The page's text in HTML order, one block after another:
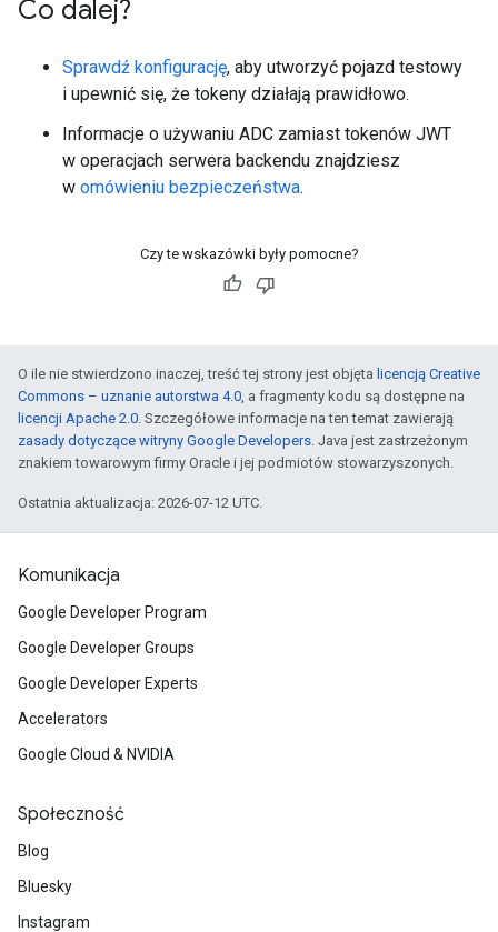
Co dalej?
Sprawdź konfigurację, aby utworzyć pojazd testowy
i upewnić się, że tokeny działają prawidłowo.
Informacje o używaniu ADC zamiast tokenów JWT
w operacjach serwera backendu znajdziesz
w omówieniu bezpieczeństwa.
Czy te wskazówki były pomocne?
O ile nie stwierdzono inaczej, treść tej strony jest objęta licencją Creative
Commons – uznanie autorstwa 4.0, a fragmenty kodu są dostępne na
licencji Apache 2.0. Szczegółowe informacje na ten temat zawierają
zasady dotyczące witryny Google Developers. Java jest zastrzeżonym
znakiem towarowym firmy Oracle i jej podmiotów stowarzyszonych.
Ostatnia aktualizacja: 2026-07-12 UTC.
Komunikacja
Google Developer Program
Google Developer Groups
Google Developer Experts
Accelerators
Google Cloud & NVIDIA
Społeczność
Blog
Bluesky
Instagram